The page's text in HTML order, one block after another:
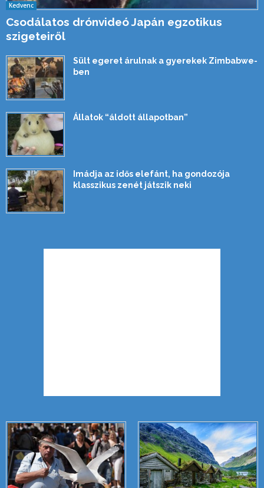
Kedvenc
Csodálatos drónvideó Japán egzotikus
szigeteiről
Sült egeret árulnak a gyerekek Zimbabwe-
ben
Állatok “áldott állapotban”
Imádja az idős elefánt, ha gondozója
klasszikus zenét játszik neki